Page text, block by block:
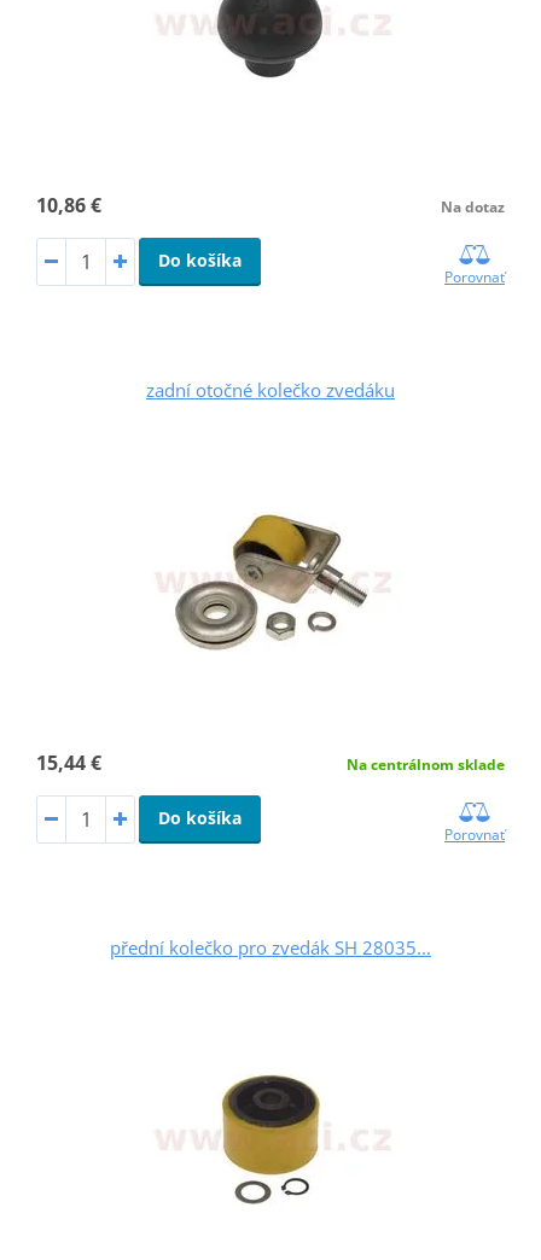
10,86 € Na dotaz
Do košíka
Porovnať
zadní otočné kolečko zvedáku
15,44 € Na centrálnom sklade
Do košíka
Porovnať
přední kolečko pro zvedák SH 28035...